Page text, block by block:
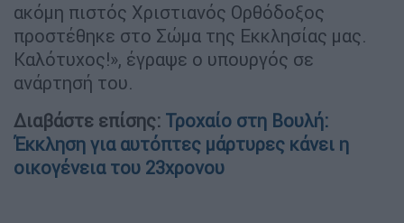
ακόμη πιστός Χριστιανός Ορθόδοξος
προστέθηκε στο Σώμα της Εκκλησίας μας.
Καλότυχος!», έγραψε ο υπουργός σε
ανάρτησή του.
Διαβάστε επίσης: Τροχαίο στη Βουλή:
Έκκληση για αυτόπτες μάρτυρες κάνει η
οικογένεια του 23χρονου